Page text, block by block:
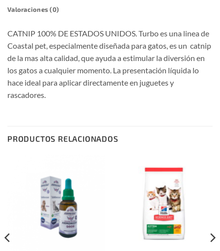
Valoraciones (0)
CATNIP 100% DE ESTADOS UNIDOS. Turbo es una linea de
Coastal pet, especialmente diseñada para gatos, es un catnip
de la mas alta calidad, que ayuda a estimular la diversión en
los gatos a cualquier momento. La presentación líquida lo
hace ideal para aplicar directamente en juguetes y
rascadores.
PRODUCTOS RELACIONADOS